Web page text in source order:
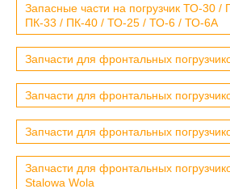
Запасные части на погрузчик ТО-30
ПК-33 / ПК-40 / ТО-25 / ТО-6 / ТО-6А
Запчасти для фронтальных
Запчасти для фронтальных
Запчасти для фронтальных
Запчасти для фронтальных
Stalowa Wola